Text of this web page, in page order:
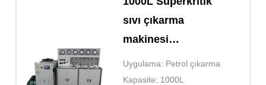
sıvı çıkarma
makinesi
Laboratuvar
Süperkritik CO2
Uygulama: Petrol çıkarma
Kapasite: 1000L